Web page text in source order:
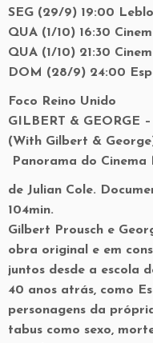
SEG (29/9) 19:00
QUA (1/10) 16:30
QUA (1/10) 21:30
DOM (28/9) 24:00
Foco Reino Unido
GILBERT & GEORGE
(With Gilbert &
Panorama do Cinema
de Julian Cole.
104min.
Gilbert Prousch e
obra original e em
juntos desde a escola
40 anos atrás, como
personagens da
tabus como sexo,